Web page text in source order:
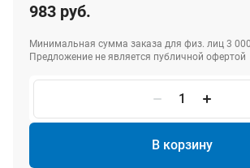
983 руб.
Минимальная сумма заказа для физ. лиц 3
Предложение не является публичной офертой
В корзину